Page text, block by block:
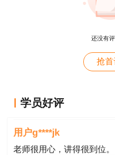
回收期为（ ）年。
D.7.14
【答案】C
【解析】本题考查的
还没有
抢
学员好评
用户cd****18
用户g****jk
老师很用心，讲得很到位。